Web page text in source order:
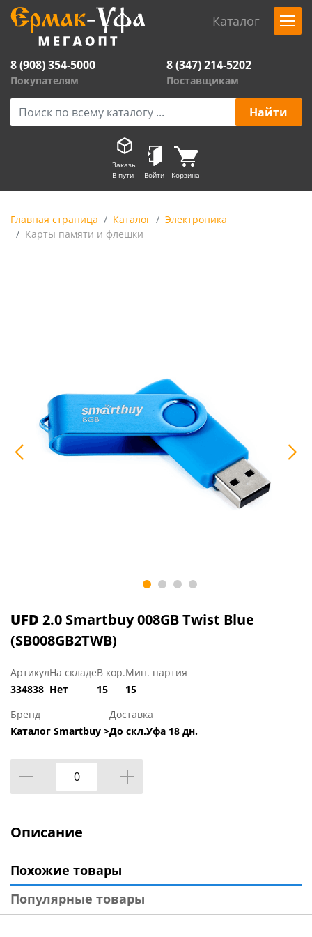
Каталог
8 (908) 354-5000
Покупателям
8 (347) 214-5202
Поставщикам
Заказы
В пути
Войти Корзина
Главная страница Каталог
Электроника
Карты памяти и флешки
UFD 2.0 Smartbuy 008GB Twist Blue
(SB008GB2TWB)
Артикул
334838
На складе
Нет
В кор.
15
Мин. партия
15
Бренд
Каталог Smartbuy >
Доставка
До скл.Уфа 18 дн.
Описание
Похожие товары
Популярные товары